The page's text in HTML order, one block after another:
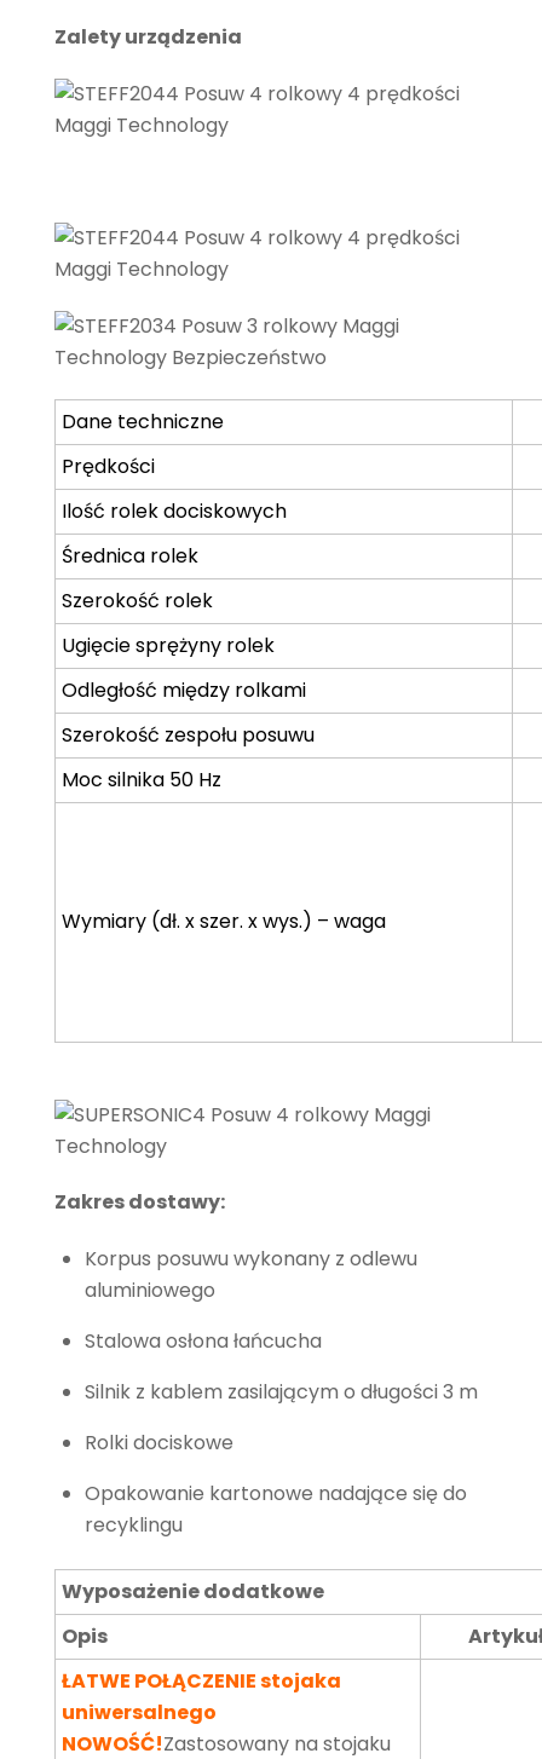
Zalety urządzenia
Dane techniczne
Prędkości
Ilość rolek dociskowych
Średnica rolek
Szerokość rolek
Ugięcie sprężyny rolek
Odległość między rolkami
Szerokość zespołu posuwu
Moc silnika 50 Hz
Wymiary (dł. x szer. x wys.) – waga
Zakres dostawy:
Korpus posuwu wykonany z odlewu
aluminiowego
Stalowa osłona łańcucha
Silnik z kablem zasilającym o długości 3 m
Rolki dociskowe
Opakowanie kartonowe nadające się do
recyklingu
Wyposażenie dodatkowe
Opis
ŁATWE POŁĄCZENIE stojaka
uniwersalnego
NOWOŚĆ!Zastosowany na stojaku